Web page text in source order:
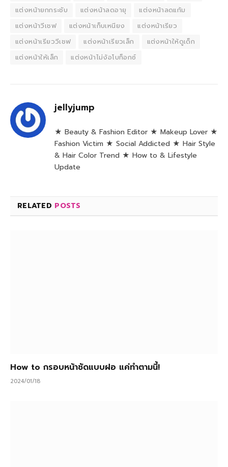
แต่งหน้ายกกระชับ
แต่งหน้าลดอายุ
แต่งหน้าลดแก้ม
แต่งหน้าวีเชฟ
แต่งหน้าเก็บเหนียง
แต่งหน้าเรียว
แต่งหน้าเรียววีเชฟ
แต่งหน้าเรียวเล็ก
แต่งหน้าให้ดูเด็ก
แต่งหน้าให้เล็ก
แต่งหน้าไม่ง้อโบท็อกซ์
jellyjump
★ Beauty & Fashion Editor ★ Makeup Lover ★
Fashion Victim ★ Social Addicted ★ Hair Style
& Hair Color Trend ★ How to & Lifestyle
Update
RELATED POSTS
How to กรอบหน้าชัดแบบฝอ แค่ทำตามนี้!
2024/01/18